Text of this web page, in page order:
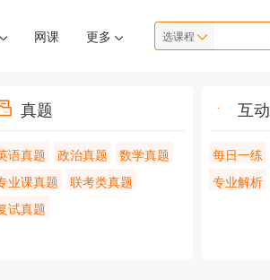
网课 更多 选课程
真题
语真题 政治真题
数学真题
业课真题
联考类真题
试真题
互动
每日一练
专业解析